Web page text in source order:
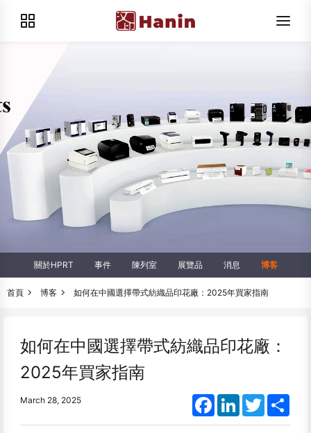
關於HPRT 事件 陳列室 展覽品 消息 博客
首頁 博客 如何在中國選擇帶式紡織品印花廠：2025年買家指南
如何在中國選擇帶式紡織品印花廠：
2025年買家指南
March 28, 2025 FacebookLinkedInTwitter